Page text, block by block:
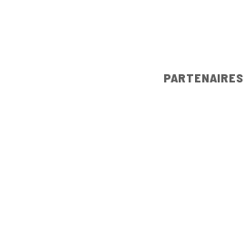
PARTENAIRES